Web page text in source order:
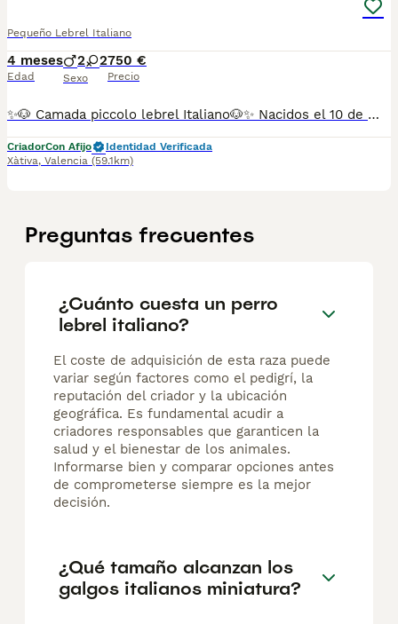
Pequeño Lebrel Italiano
4 meses
Edad
2 2
Sexo
750 €
Precio
✨🐶 Camada piccolo lebrel Italiano🐶✨ Nacidos el 10 de marzo, criados con todo el cariño en un entorno familiar y cuidadosamente socializados desde sus primeros días. ✅ Cría familiar ✅ Núcleo Zoológico autorizado ✅ Pedigree incluido ✅ Vacunas al día según su edad ✅ Desparasitados ✅ Revisados por veterinario ✅ Acostumbrados a la convivencia en casa Nuestros ejemplares proceden de líneas seleccionadas. Los padres participan regularmente en concursos caninos, obteniendo excelentes puntuaciones y destacando por su morfología, carácter y tipicidad racial. El Piccolo Lebrel Italiano es una raza elegante, cariñosa, inteligente y muy apegada a su familia, ideal para quienes buscan un compañero excepcional. 💰 Precio: entre 750 € y 1.300 €,según características y ejemplar. 📍 Para más información, fotografías, vídeos o concertar una visita, no dudes en contactar con nosotros. Solo buscamos hogares responsables donde estos pequeños puedan recibir todo el amor que merecen. ❤️
CriadorCon Afijo
Identidad Verificada
Xàtiva, Valencia (59.1km)
Preguntas frecuentes
¿Cuánto cuesta un perro
lebrel italiano?
El coste de adquisición de esta raza puede
variar según factores como el pedigrí, la
reputación del criador y la ubicación
geográfica. Es fundamental acudir a
criadores responsables que garanticen la
salud y el bienestar de los animales.
Informarse bien y comparar opciones antes
de comprometerse siempre es la mejor
decisión.
¿Qué tamaño alcanzan los
galgos italianos miniatura?